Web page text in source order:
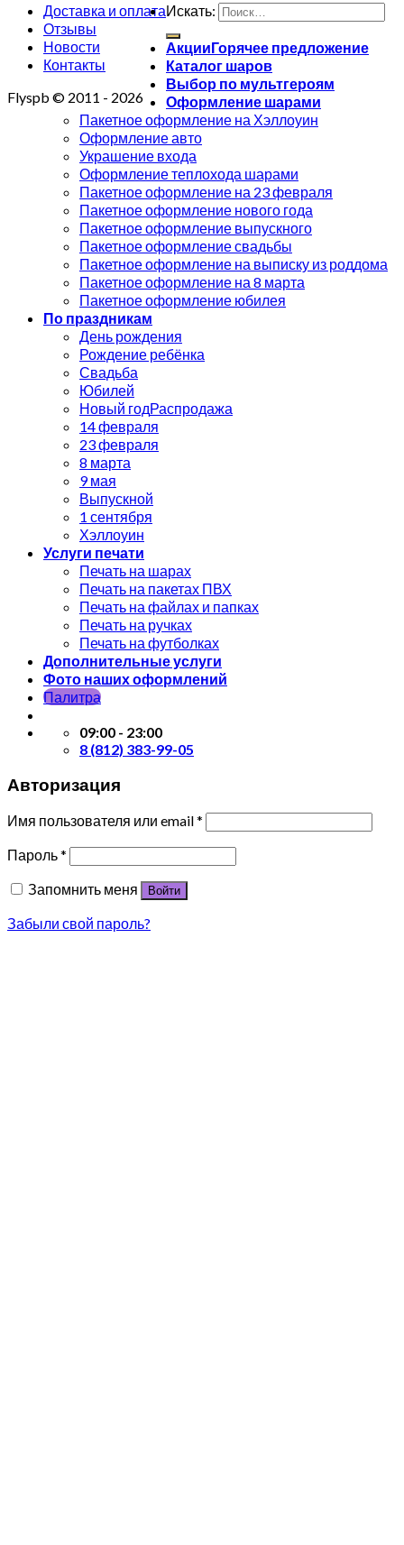
Доставка и оплата
Отзывы
Новости
Контакты
Flyspb © 2011 - 2026
Искать:
Акции
Каталог шаров
Выбор по мультгероям
Оформление шарами
Пакетное оформление на Хэллоуин
Оформление авто
Украшение входа
Оформление теплохода шарами
Пакетное оформление на 23 февраля
Пакетное оформление нового года
Пакетное оформление выпускного
Пакетное оформление свадьбы
Пакетное оформление на выписку из роддома
Пакетное оформление на 8 марта
Пакетное оформление юбилея
По праздникам
День рождения
Рождение ребёнка
Свадьба
Юбилей
Новый год
14 февраля
23 февраля
8 марта
9 мая
Выпускной
1 сентября
Хэллоуин
Услуги печати
Печать на шарах
Печать на пакетах ПВХ
Печать на файлах и папках
Печать на ручках
Печать на футболках
Дополнительные услуги
Фото наших оформлений
Палитра
09:00 - 23:00
8 (812) 383-99-05
Авторизация
Имя пользователя или email*
Пароль*
Запомнить меня
Войти
Забыли свой пароль?